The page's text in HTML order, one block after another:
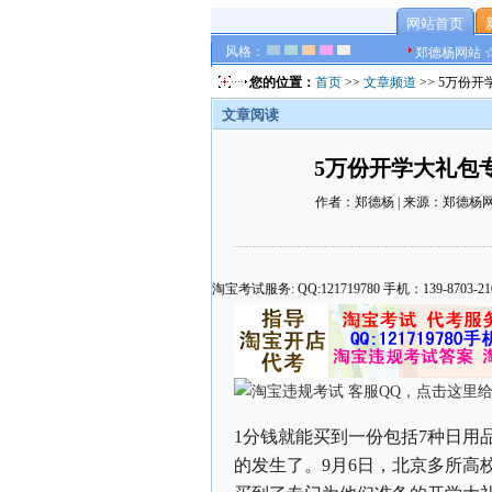
风格：
网站首页
郑德杨网站
您的位置： 首页 >> 文章频道 >> 5万份开
文章阅读
5万份开学大礼包
作者：郑德杨 | 来源：郑德杨
淘宝考试服务: QQ:121719780 手机：139-
1分钱就能买到一份包括7种日用
的发生了。9月6日，北京多所高